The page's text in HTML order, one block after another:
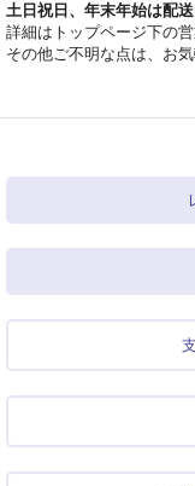
土日祝日、年末年始は配
詳細はトップページ下の
その他ご不明な点は、お